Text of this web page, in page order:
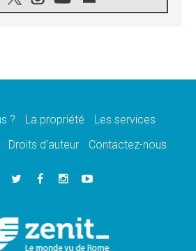
la civilisation de l'amour»
du Pape en Argentine portera «un
du Pape en Uruguay renforcera
en Ukraine: «Il est inquiétant
ceux qui bénissent la guerre»
? La propriété
Les services
Droits d’auteur Contactez-nous